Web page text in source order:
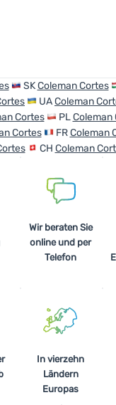
SKColeman Cortes
UAColeman
Cortes PLColeman
Cortes FRColeman
CH Coleman
Wir beraten Sie
online und per
Telefon
In vierzehn
Ländern
Europas